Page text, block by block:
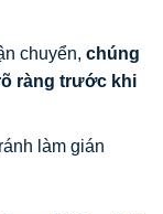
chuyển, chúng
ràng trước khi
làm gián